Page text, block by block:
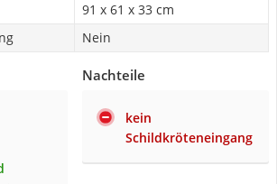
91 x 61 x 33 cm
Nein
Nachteile
kein
Schildkröteneingang